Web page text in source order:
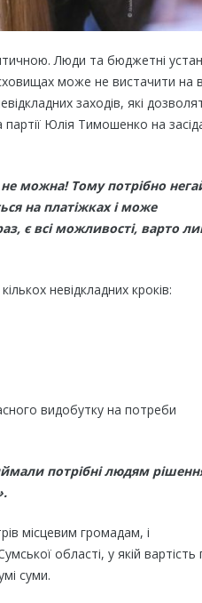
Люди та бюджетні
може не вистачити на
заходів, які
Юлія Тимошенко на
не можна! Тому потрібно
на платіжках і може
є всі можливості, варто
невідкладних кроків:
видобутку на потреби
потрібні людям
місцевим громадам, і
області, у якій вартість
суми.